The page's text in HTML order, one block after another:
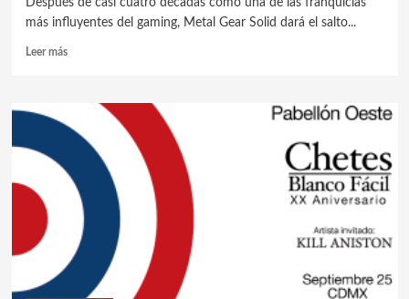
más influyentes del gaming, Metal Gear Solid dará el salto...
Leer más